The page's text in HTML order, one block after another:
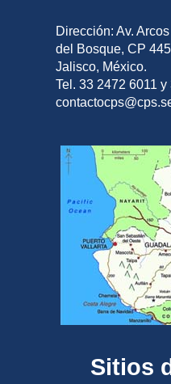
Dirección: Av.
del Bosque, CP
Jalisco, México.
Tel. 33 2472 6011
Sitios